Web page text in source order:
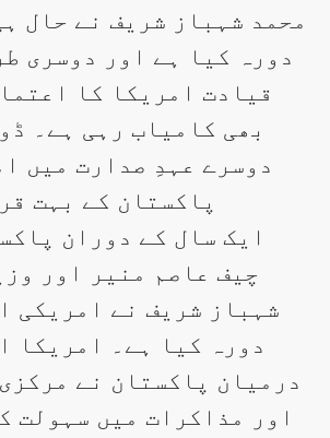
محمد شہباز شریف نے حال
دورہ کیا ہے اور دوسری
قیادت امریکا کا
بھی کامیاب رہی ہے۔
دوسرے عہدِ صدارت میں
پاکستان کے بہت
ایک سال کے دوران
چیف عاصم منیر اور
شہباز شریف نے امریکی
دورہ کیا ہے۔ امریکا
درمیان پاکستان نے
اور مذاکرات میں سہولت